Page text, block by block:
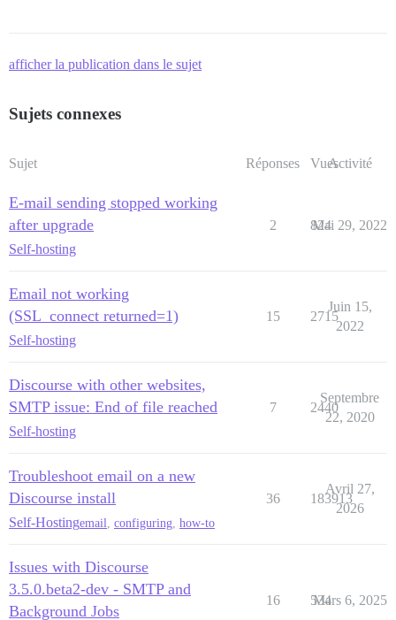
afficher la publication dans le sujet
Sujets connexes
Sujet Réponses VuesActivité
E-mail sending stopped working
after upgrade
Self-hosting
2 824
Mai 29, 2022
Email not working
(SSL_connect returned=1)
Self-hosting
15 2715
Juin 15,
2022
Discourse with other websites,
SMTP issue: End of file reached
Self-hosting
7 2440
Septembre
22, 2020
Troubleshoot email on a new
Discourse install
Self-Hostingemail configuring how-to
36 183913
Avril 27,
2026
Issues with Discourse
3.5.0.beta2-dev - SMTP and
Background Jobs
16 534
Mars 6, 2025